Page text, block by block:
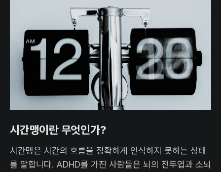
시간맹이란 무엇인가?
시간맹은 시간의 흐름을 정확하게 인식하지 못하는 상태
를 말합니다. ADHD를 가진 사람들은 뇌의 전두엽과 소뇌